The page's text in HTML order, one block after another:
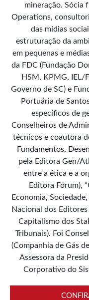
mineração. Sócia
Operations,
das mídias
estruturação da
em pequenas e
da FDC (Fundação
HSM, KPMG, IEL/
Governo de SC) e
Portuária de
específicos de
Conselheiros de
técnicos e coautora
Fundamentos,
pela Editora Gen/
entre a ética e a
Editora Fórum),
Economia,
Nacional dos Editores
Capitalismo dos
Tribunais). Foi
(Companhia de Gás
Assessora da
Corporativo do